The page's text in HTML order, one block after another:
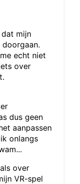
mijn
echt niet
over
dus geen
aanpassen
onlangs
over
VR-spel